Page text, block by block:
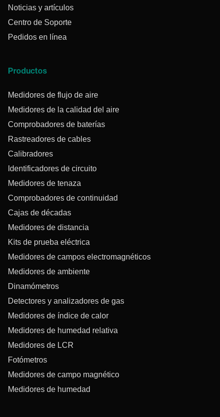
Noticias y artículos
Centro de Soporte
Pedidos en línea
Productos
Medidores de flujo de aire
Medidores de la calidad del aire
Comprobadores de baterías
Rastreadores de cables
Calibradores
Identificadores de circuito
Medidores de tenaza
Comprobadores de continuidad
Cajas de décadas
Medidores de distancia
Kits de prueba eléctrica
Medidores de campos electromagnéticos
Medidores de ambiente
Dinamómetros
Detectores y analizadores de gas
Medidores de índice de calor
Medidores de humedad relativa
Medidores de LCR
Fotómetros
Medidores de campo magnético
Medidores de humedad